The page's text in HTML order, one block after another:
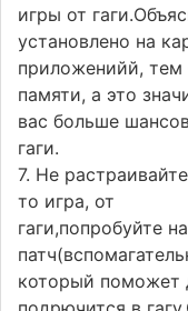
игры от
установлено на
приложенийй, тем
памяти, а это
вас больше
гаги.
7. Не
то игра, от
гаги,попробуйте
который поможет